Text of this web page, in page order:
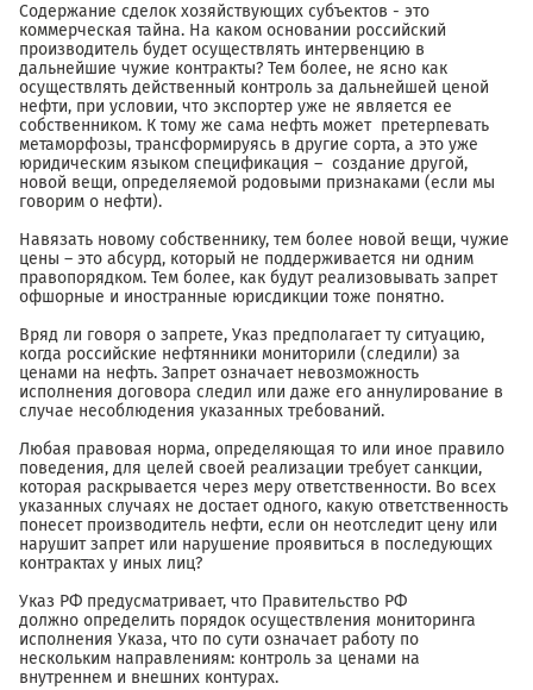
Содержание сделок хозяйствующих субъектов - это
коммерческая тайна. На каком основании российский
производитель будет осуществлять интервенцию в
дальнейшие чужие контракты? Тем более, не ясно как
осуществлять действенный контроль за дальнейшей ценой
нефти, при условии, что экспортер уже не является ее
собственником. К тому же сама нефть может претерпевать
метаморфозы, трансформируясь в другие сорта, а это уже
юридическим языком спецификация – создание другой,
новой вещи, определяемой родовыми признаками (если мы
говорим о нефти).
Навязать новому собственнику, тем более новой вещи, чужие
цены – это абсурд, который не поддерживается ни одним
правопорядком. Тем более, как будут реализовывать запрет
офшорные и иностранные юрисдикции тоже понятно.
Вряд ли говоря о запрете, Указ предполагает ту ситуацию,
когда российские нефтянники мониторили (следили) за
ценами на нефть. Запрет означает невозможность
исполнения договора следил или даже его аннулирование в
случае несоблюдения указанных требований.
Любая правовая норма, определяющая то или иное правило
поведения, для целей своей реализации требует санкции,
которая раскрывается через меру ответственности. Во всех
указанных случаях не достает одного, какую ответственность
понесет производитель нефти, если он неотследит цену или
нарушит запрет или нарушение проявиться в последующих
контрактах у иных лиц?
Указ РФ предусматривает, что Правительство РФ
должно определить порядок осуществления мониторинга
исполнения Указа, что по сути означает работу по
нескольким направлениям: контроль за ценами на
внутреннем и внешних контурах.